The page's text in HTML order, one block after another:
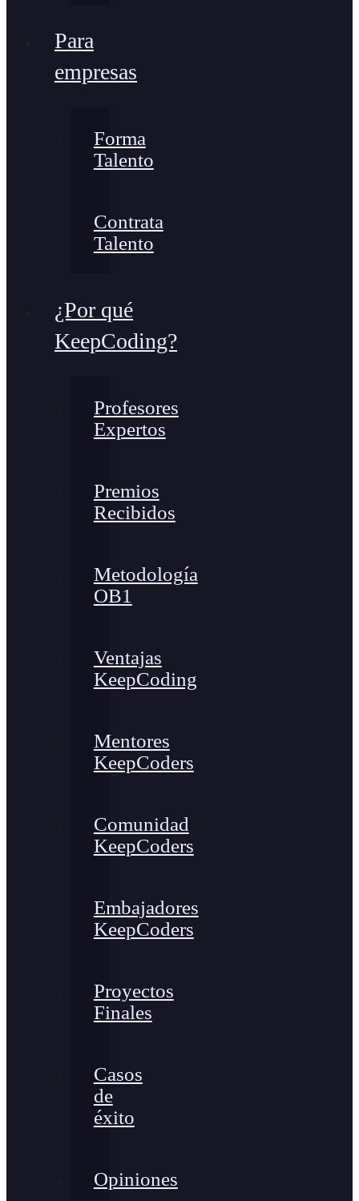
Para
empresas
Forma
Talento
Contrata
Talento
¿Por qué
KeepCoding?
Profesores
Expertos
Premios
Recibidos
Metodología
OB1
Ventajas
KeepCoding
Mentores
KeepCoders
Comunidad
KeepCoders
Embajadores
KeepCoders
Proyectos
Finales
Casos
de
éxito
Opiniones